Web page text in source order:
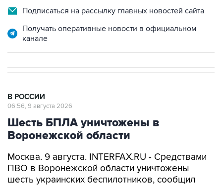
Получать оперативные новости в официальном
Шесть БПЛА уничтожены в
Воронежской области
Москва. 9 августа. INTERFAX.RU - Средствами
шесть украинских беспилотников, сообщил
губернатор Александр Гусев.